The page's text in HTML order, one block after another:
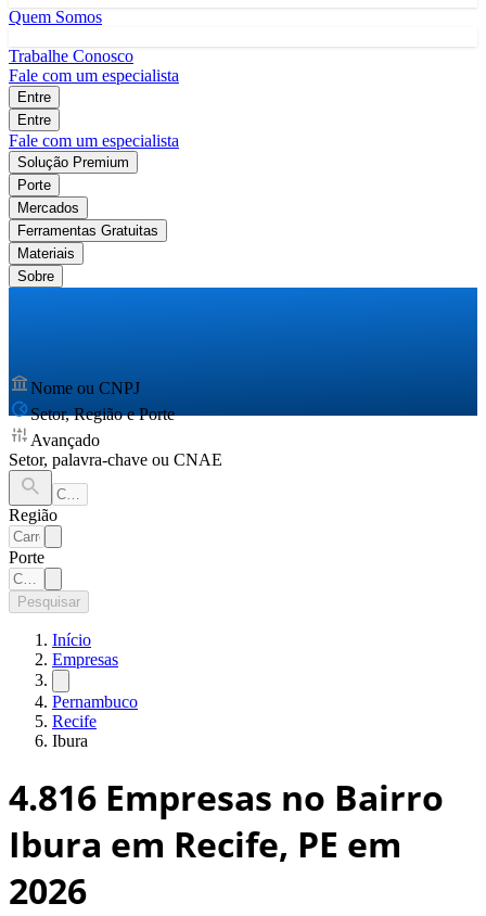
Quem Somos
Trabalhe Conosco
Fale com um especialista
Entre
Entre
Fale com um especialista
Solução Premium
Porte
Mercados
Ferramentas Gratuitas
Materiais
Sobre
Nome ou CNPJ
Setor, Região e Porte
Avançado
Setor, palavra-chave ou CNAE
Região
Porte
Pesquisar
Início
Empresas
Pernambuco
Recife
Ibura
4.816 Empresas no Bairro
Ibura em Recife, PE em
2026